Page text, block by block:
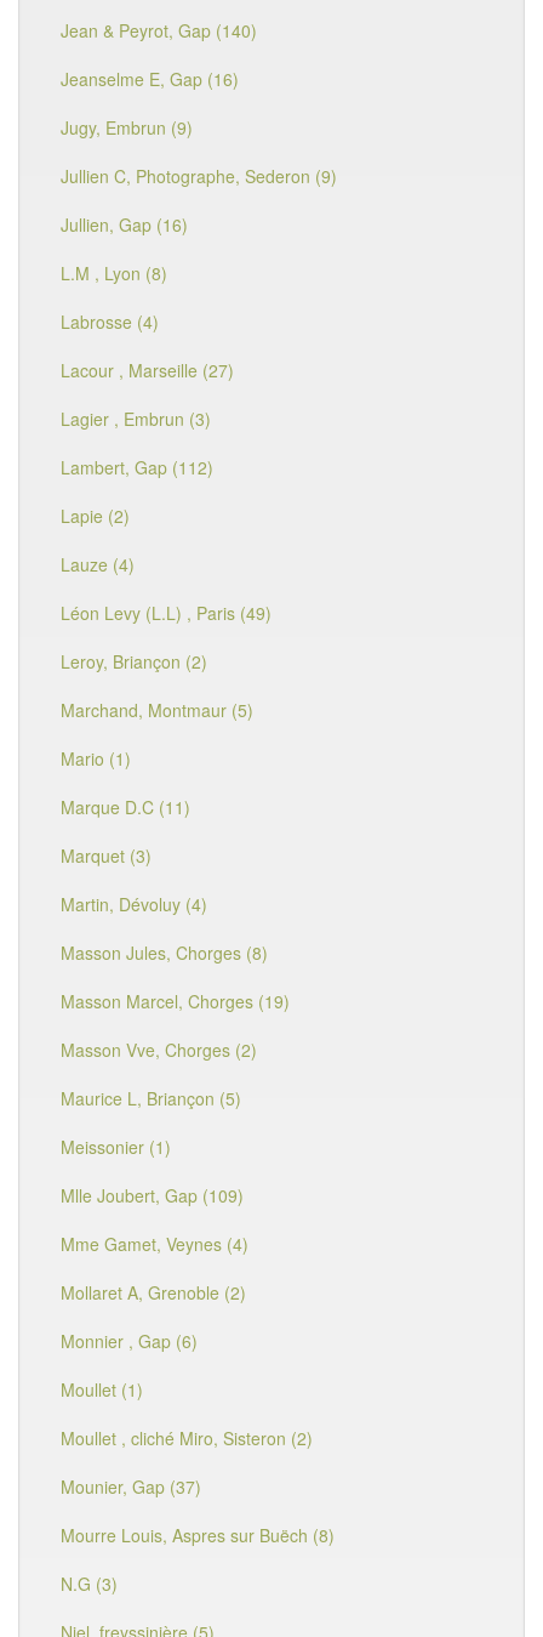
Jean & Peyrot, Gap (140)
Jeanselme E, Gap (16)
Jugy, Embrun (9)
Jullien C, Photographe, Sederon (9)
Jullien, Gap (16)
L.M , Lyon (8)
Labrosse (4)
Lacour , Marseille (27)
Lagier , Embrun (3)
Lambert, Gap (112)
Lapie (2)
Lauze (4)
Léon Levy (L.L) , Paris (49)
Leroy, Briançon (2)
Marchand, Montmaur (5)
Mario (1)
Marque D.C (11)
Marquet (3)
Martin, Dévoluy (4)
Masson Jules, Chorges (8)
Masson Marcel, Chorges (19)
Masson Vve, Chorges (2)
Maurice L, Briançon (5)
Meissonier (1)
Mlle Joubert, Gap (109)
Mme Gamet, Veynes (4)
Mollaret A, Grenoble (2)
Monnier , Gap (6)
Moullet (1)
Moullet , cliché Miro, Sisteron (2)
Mounier, Gap (37)
Mourre Louis, Aspres sur Buëch (8)
N.G (3)
Niel, freyssinière (5)